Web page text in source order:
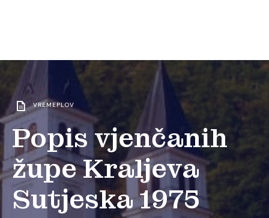
VREMEPLOV
Popis vjenčanih
župe Kraljeva
Sutjeska 1975